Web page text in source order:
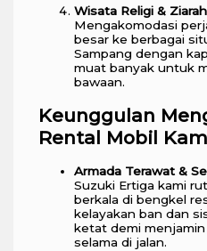
Wisata Religi &
Mengakomodasi
besar ke berbagai
Sampang dengan
muat banyak untuk
bawaan.
Keunggulan
Rental Mobil
Armada Terawat &
Suzuki Ertiga kami
berkala di bengkel
kelayakan ban dan
ketat demi
selama di jalan.